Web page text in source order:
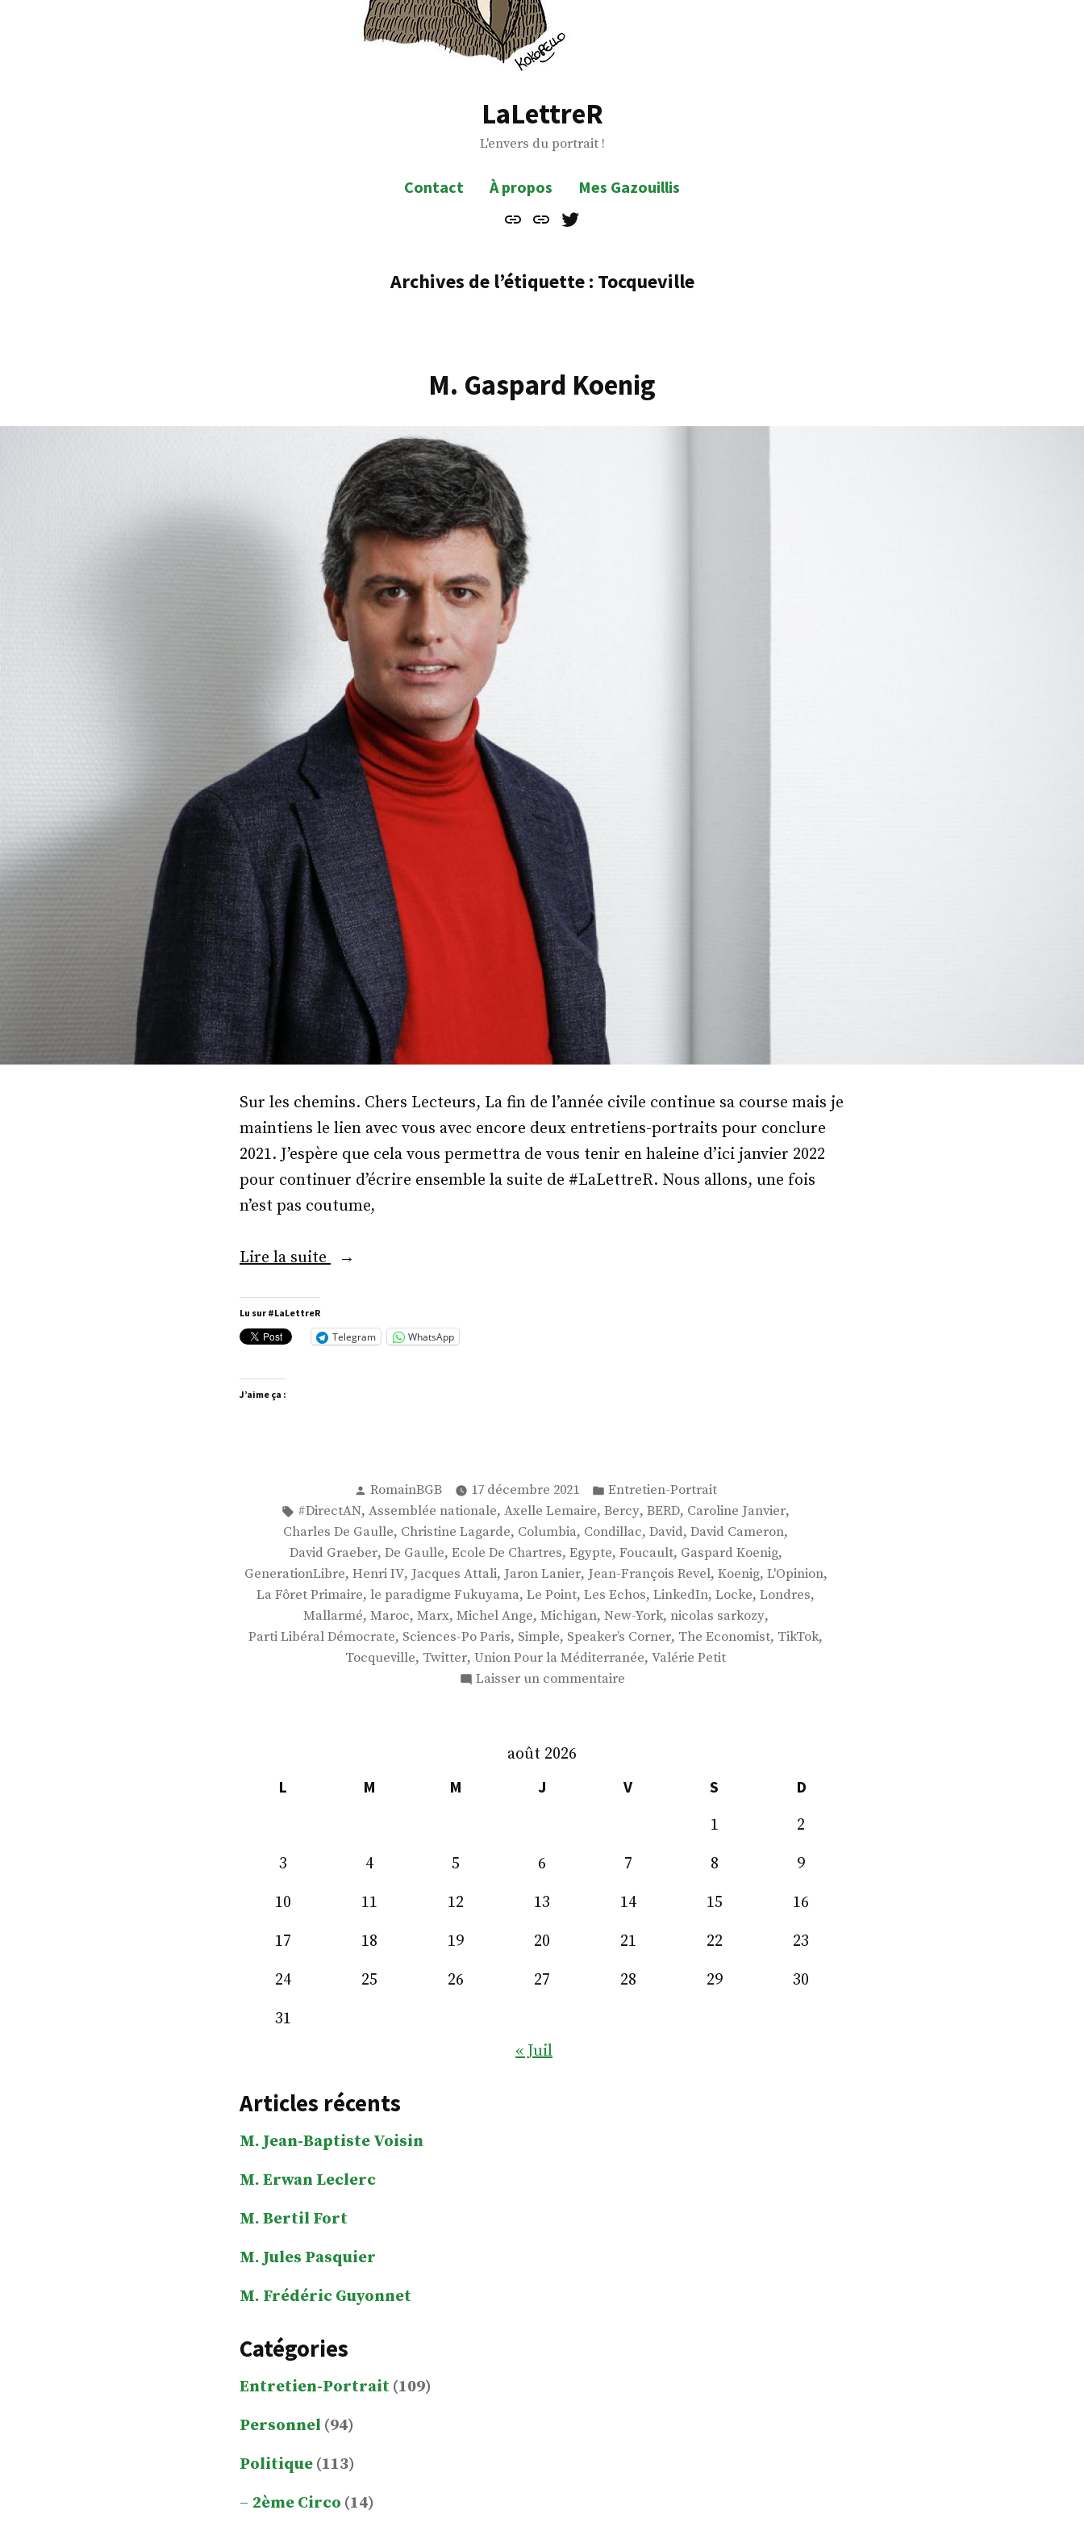
LaLettreR
L'envers du portrait !
Contact À propos
Mes Gazouillis
Contact
À
Mes
Archives de l’étiquette : Tocqueville
M. Gaspard Koenig
Sur les chemins. Chers Lecteurs, La fin de l’année civile continue sa course mais je
maintiens le lien avec vous avec encore deux entretiens-portraits pour conclure
2021. J’espère que cela vous permettra de vous tenir en haleine d’ici janvier 2022
pour continuer d’écrire ensemble la suite de #LaLettreR. Nous allons, une fois
n’est pas coutume,
Lire la suite « M.
Lu sur #LaLettreR
Telegram WhatsApp
J’aime ça :
Publié
par
RomainBGB 17 décembre 2021
Publié
dans
Entretien-Portrait
Étiquettes :
#DirectAN, Assemblée nationale, Axelle Lemaire, Bercy, BERD, Caroline Janvier,
Charles De Gaulle, Christine Lagarde, Columbia, Condillac, David, David Cameron,
David Graeber, De Gaulle, Ecole De Chartres, Egypte, Foucault, Gaspard Koenig,
GenerationLibre, Henri IV, Jacques Attali, Jaron Lanier, Jean-François Revel, Koenig, L'Opinion,
La Fôret Primaire, le paradigme Fukuyama, Le Point, Les Echos, LinkedIn, Locke, Londres,
Mallarmé, Maroc, Marx, Michel Ange, Michigan, New-York, nicolas sarkozy,
Parti Libéral Démocrate, Sciences-Po Paris, Simple, Speaker’s Corner, The Economist, TikTok,
Tocqueville, Twitter, Union Pour la Méditerranée, Valérie Petit
Laisser un commentairesur
août 2026
L
M M J V S
D
1
2
3
4 5 6 7 8
9
10
11 12 13 14 15
16
17
18 19 20 21 22
23
24
25 26 27 28 29
30
31
« Juil
Articles récents
M. Jean-Baptiste Voisin
M. Erwan Leclerc
M. Bertil Fort
M. Jules Pasquier
M. Frédéric Guyonnet
Catégories
Entretien-Portrait (109)
Personnel (94)
Politique (113)
2ème Circo (14)